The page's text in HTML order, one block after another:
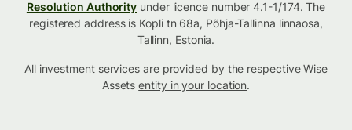
Resolution Authority under licence number 4.1-1/174. The
registered address is Kopli tn 68a, Põhja-Tallinna linnaosa,
Tallinn, Estonia.
All investment services are provided by the respective Wise
Assetsentity in your location.